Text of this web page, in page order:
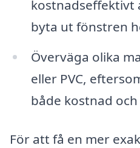
kostnadseffektivt
byta ut fönstren
Överväga olika
eller PVC,
både kostnad
För att få en mer